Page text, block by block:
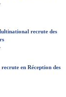
recrute des
en Réception des